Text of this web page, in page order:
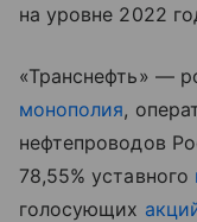
на уровне 2022
«Транснефть» —
монополия,
нефтепроводов
78,55% уставного
голосующих